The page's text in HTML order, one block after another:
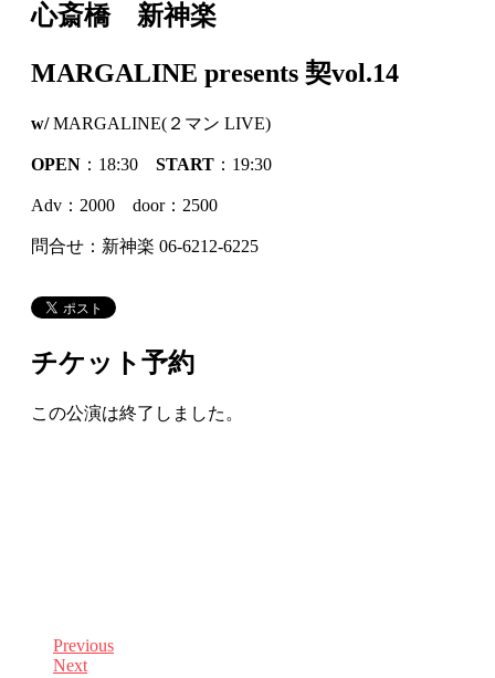
心斎橋 新神楽
MARGALINE presents 契vol.14
w/MARGALINE(２マン LIVE)
OPEN ：18:30 START ：19:30
Adv：2000 door：2500
問合せ：新神楽 06-6212-6225
チケット予約
この公演は終了しました。
Previous
Next